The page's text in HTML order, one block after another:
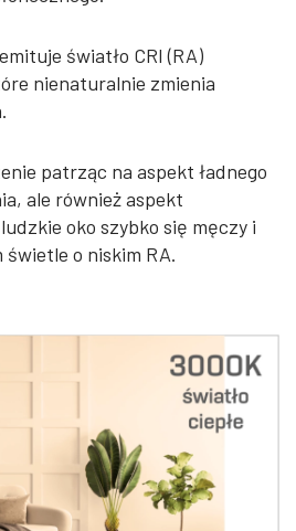
światło CRI (RA)
nienaturalnie zmienia
patrząc na aspekt ładnego
ale również aspekt
oko szybko się męczy i
o niskim RA.